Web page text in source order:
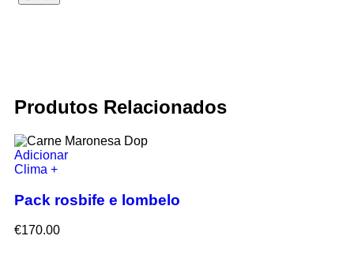
Produtos Relacionados
Adicionar
Clima +
Pack rosbife e lombelo
€170.00